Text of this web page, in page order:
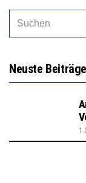
Neuste Beiträge
1